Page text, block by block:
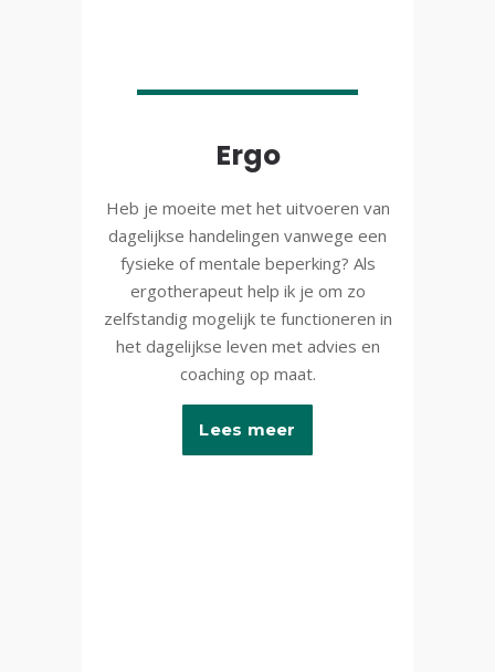
Ergo
Heb je moeite met het uitvoeren van
dagelijkse handelingen vanwege een
fysieke of mentale beperking? Als
ergotherapeut help ik je om zo
zelfstandig mogelijk te functioneren in
het dagelijkse leven met advies en
coaching op maat.
Lees meer